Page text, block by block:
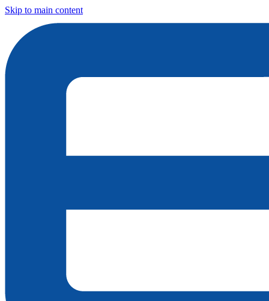
Skip to main content